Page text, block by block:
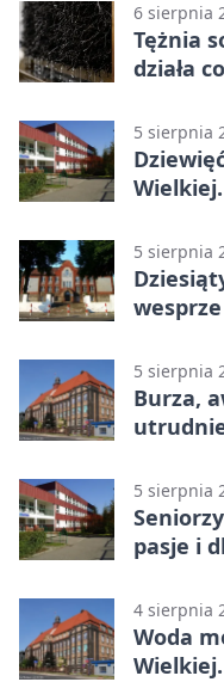
6 sierpnia
Tężnia
działa
5 sierpnia
5 sierpnia
5 sierpnia
Burza,
5 sierpnia
pasje i
4 sierpnia
Woda